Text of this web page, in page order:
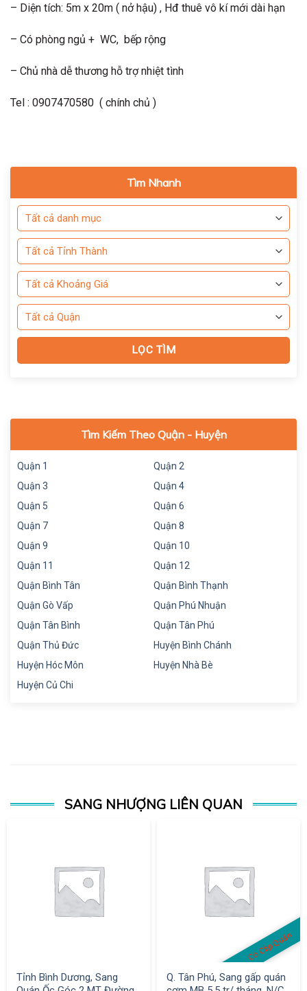
– Diện tích: 5m x 20m ( nở hậu) , Hđ thuê vô kí mới dài hạn
– Có phòng ngủ + WC, bếp rộng
– Chủ nhà dễ thương hỗ trợ nhiệt tình
Tel : 0907470580 ( chính chủ )
Tìm Nhanh
Tìm Kiếm Theo Quận - Huyện
Quận 1
Quận 2
Quận 3
Quận 4
Quận 5
Quận 6
Quận 7
Quận 8
Quận 9
Quận 10
Quận 11
Quận 12
Quận Bình Tân
Quận Bình Thạnh
Quận Gò Vấp
Quận Phú Nhuận
Quận Tân Bình
Quận Tân Phú
Quận Thủ Đức
Huyện Bình Chánh
Huyện Hóc Môn
Huyện Nhà Bè
Huyện Củ Chi
SANG NHƯỢNG LIÊN QUAN
Tỉnh Bình Dương, Sang
Có Clip Quán
Q. Tân Phú, Sang gấp quán